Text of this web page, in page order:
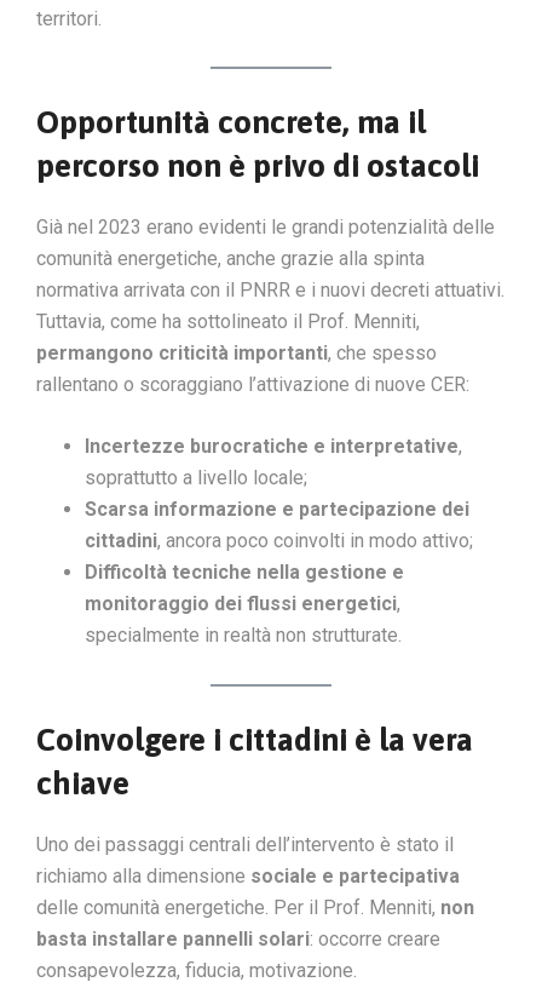
territori.
Opportunità concrete, ma il
percorso non è privo di ostacoli
Già nel 2023 erano evidenti le grandi potenzialità delle
comunità energetiche, anche grazie alla spinta
normativa arrivata con il PNRR e i nuovi decreti attuativi.
Tuttavia, come ha sottolineato il Prof. Menniti,
permangono criticità importanti, che spesso
rallentano o scoraggiano l’attivazione di nuove CER:
Incertezze burocratiche e interpretative,
soprattutto a livello locale;
Scarsa informazione e partecipazione dei
cittadini, ancora poco coinvolti in modo attivo;
Difficoltà tecniche nella gestione e
monitoraggio dei flussi energetici,
specialmente in realtà non strutturate.
Coinvolgere i cittadini è la vera
chiave
Uno dei passaggi centrali dell’intervento è stato il
richiamo alla dimensione sociale e partecipativa
delle comunità energetiche. Per il Prof. Menniti, non
basta installare pannelli solari: occorre creare
consapevolezza, fiducia, motivazione.